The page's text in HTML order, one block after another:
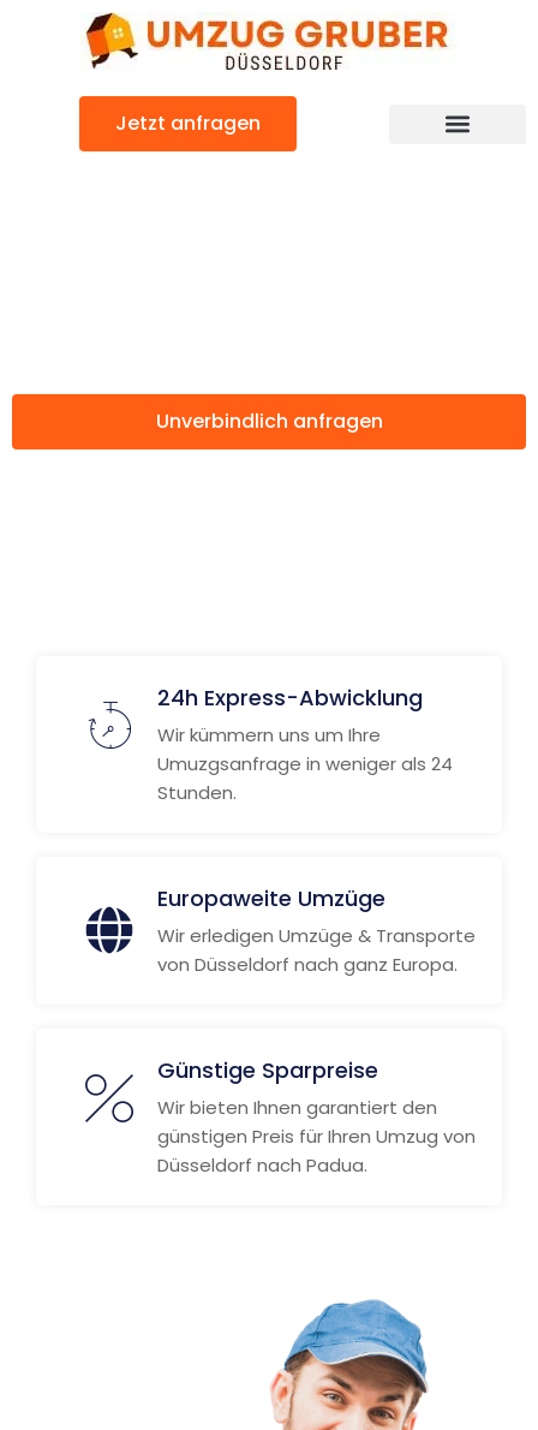
Jetzt anfragen
Unverbindlich anfragen
24h Express-Abwicklung
Wir kümmern uns um Ihre
Umuzgsanfrage in weniger als 24
Stunden.
Europaweite Umzüge
Wir erledigen Umzüge & Transporte
von Düsseldorf nach ganz Europa.
Günstige Sparpreise
Wir bieten Ihnen garantiert den
günstigen Preis für Ihren Umzug von
Düsseldorf nach Padua.